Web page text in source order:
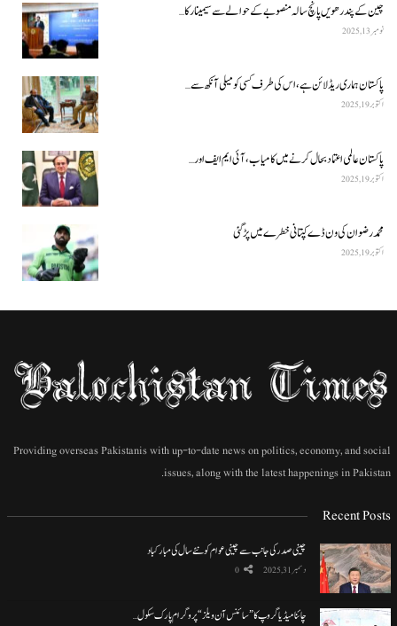
چین کے پندرھویں پانچ سالہ منصوبے کے حوالے سے سیمینار کا…
نومبر 13, 2025
پاکستان ہماری ریڈ لائن ہے، اس کی طرف کسی کو میلی آنکھ سے…
اکتوبر 19, 2025
پاکستان عالمی اعتماد بحال کرنے میں کامیاب، آئی ایم ایف اور…
اکتوبر 19, 2025
محمد رضوان کی ون ڈے کپتانی خطرے میں پڑ گئی
اکتوبر 19, 2025
Providing overseas Pakistanis with up-to-date news on politics, economy, and social
issues, along with the latest happenings in Pakistan.
Recent Posts
چینی صدر کی جانب سے چینی عوام کو نئے سال کی مبارکباد
دسمبر 31, 2025 0
چائنا میڈیا گروپ کا ”سائنس آن ویلز“ پروگرام پارک سکول…